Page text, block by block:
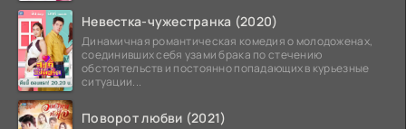
Невестка-чужестранка (2020)
Динамичная романтическая комедия о молодоженах,
соединивших себя узами брака по стечению
обстоятельств и постоянно попадающих в курьезные
ситуации...
Поворот любви (2021)